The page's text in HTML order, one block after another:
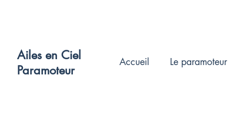
Ailes en Ciel
Paramoteur
Accueil Le paramoteur